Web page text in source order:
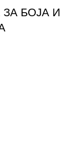
БОЈА И